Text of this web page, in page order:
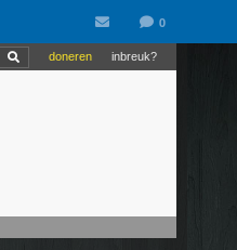
inbreuk?
doneren